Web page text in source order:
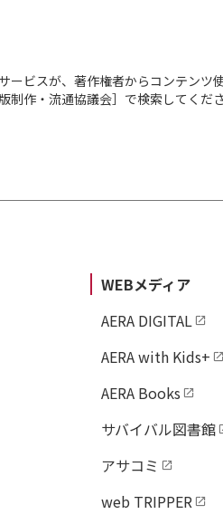
ビスが、著作権者からコンテン
制作・流通協議会］で検索してくだ
WEBメディア
AERA DIGITAL
AERA with Kids+
AERA Books
サバイバル図書館
アサコミ
web TRIPPER